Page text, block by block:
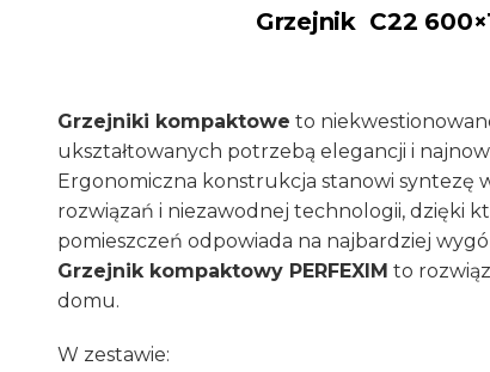
Grzejnik C22
Grzejniki kompaktowe to
ukształtowanych potrzebą elegancji i
Ergonomiczna konstrukcja stanowi syntezę
rozwiązań i niezawodnej technologii, dzięki
pomieszczeń odpowiada na najbardziej
Grzejnik kompaktowy PERFEXIM to
domu.
W zestawie: